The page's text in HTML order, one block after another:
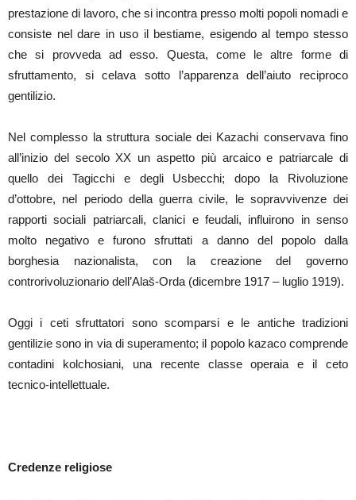
prestazione di lavoro, che si incontra presso molti popoli nomadi e
consiste nel dare in uso il bestiame, esigendo al tempo stesso
che si provveda ad esso. Questa, come le altre forme di
sfruttamento, si celava sotto l’apparenza dell’aiuto reciproco
gentilizio.
Nel complesso la struttura sociale dei Kazachi conservava fino
all’inizio del secolo XX un aspetto più arcaico e patriarcale di
quello dei Tagicchi e degli Usbecchi; dopo la Rivoluzione
d’ottobre, nel periodo della guerra civile, le sopravvivenze dei
rapporti sociali patriarcali, clanici e feudali, influirono in senso
molto negativo e furono sfruttati a danno del popolo dalla
borghesia nazionalista, con la creazione del governo
controrivoluzionario dell’Alaš-Orda (dicembre 1917 – luglio 1919).
Oggi i ceti sfruttatori sono scomparsi e le antiche tradizioni
gentilizie sono in via di superamento; il popolo kazaco comprende
contadini kolchosiani, una recente classe operaia e il ceto
tecnico-intellettuale.
Credenze religiose